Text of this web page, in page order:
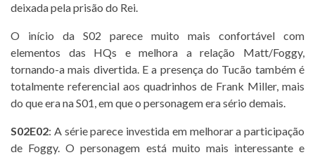
deixada pela prisão do Rei.
O início da S02 parece muito mais confortável com
elementos das HQs e melhora a relação Matt/Foggy,
tornando-a mais divertida. E a presença do Tucão também é
totalmente referencial aos quadrinhos de Frank Miller, mais
do que era na S01, em que o personagem era sério demais.
S02E02: A série parece investida em melhorar a participação
de Foggy. O personagem está muito mais interessante e